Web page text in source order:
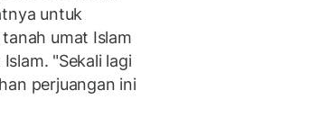
untuk
umat Islam
"Sekali lagi
perjuangan ini